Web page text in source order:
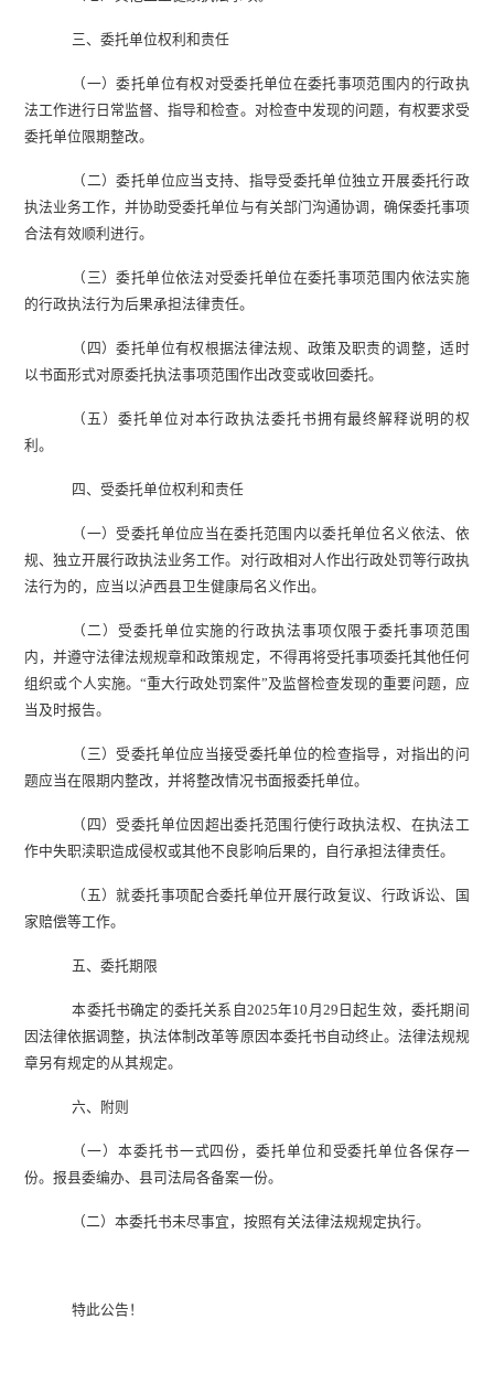
三、委托单位权利和责任
（一）委托单位有权对受委托单位在委托事项范围内的行政执
法工作进行日常监督、指导和检查。对检查中发现的问题，有权要求受
委托单位限期整改。
（二）委托单位应当支持、指导受委托单位独立开展委托行政
执法业务工作，并协助受委托单位与有关部门沟通协调，确保委托事项
合法有效顺利进行。
（三）委托单位依法对受委托单位在委托事项范围内依法实施
的行政执法行为后果承担法律责任。
（四）委托单位有权根据法律法规、政策及职责的调整，适时
以书面形式对原委托执法事项范围作出改变或收回委托。
（五）委托单位对本行政执法委托书拥有最终解释说明的权
利。
四、受委托单位权利和责任
（一） 受委托单位应当在委托范围内以委托单位名义依法、依
规、独立开展行政执法业务工作。对行政相对人作出行政处罚等行政执
法行为的，应当以泸西县 卫生健康局名义作出。
（二） 受委托单位实施的行政执法事项仅限于委托事项范围
内，并遵守法律法规规章和政策规定，不得再将受托事项委托其他任何
组织或个人实施。 “重大行政处罚案件”及监督检查发现的重要问题，应
当及时报告。
（三） 受委托单位应当接受委托单位的检查指导，对指出的问
题应当在限期内整改，并将整改情况书面报委托单位。
（四） 受委托单位因超出委托范围行使行政执法权、在执法工
作中失职渎职造成侵权或其他不良影响后果的，自行承担法律责任。
（五）就委托事项配合委托单位开展行政复议、行政诉讼、国
家赔偿等工作。
五、委托期限
本委托书确定的委托关系自 2025年10 月 29 日起生效，委托期间
因法律依据调整，执法体制改革等原因本委托书自动终止。法律法规规
章另有规定的从其规定。
六、附则
（一）本委托书一式四份，委托单位和受委托单位各保存一
份。报县委编办、县司法局各备案一份。
（二）本委托书未尽事宜，按照有关法律法规规定执行。
特此公告！